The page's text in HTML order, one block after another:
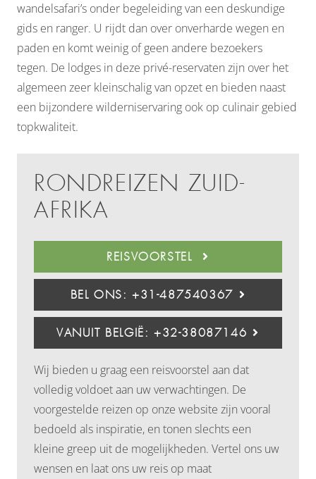
wandelsafari’s onder begeleiding van een deskundige
gids en ranger. U rijdt dan over onverharde wegen en
paden en komt weinig of geen andere bezoekers
tegen. De lodges in deze privé-reservaten zijn over het
algemeen zeer kleinschalig van opzet en bieden naast
een bijzondere wilderniservaring ook op culinair gebied
topkwaliteit.
RONDREIZEN ZUID-
AFRIKA
REISVOORSTEL
BEL ONS: +31-487540367
VANUIT BELGIË: +32-38087146
Wij bieden u graag een reisvoorstel aan dat
volledig voldoet aan uw verwachtingen. De
voorgestelde reizen op onze website zijn vooral
bedoeld als inspiratie, en tonen slechts een
kleine greep uit de mogelijkheden. Vertel ons uw
wensen en laat ons uw reis op maat